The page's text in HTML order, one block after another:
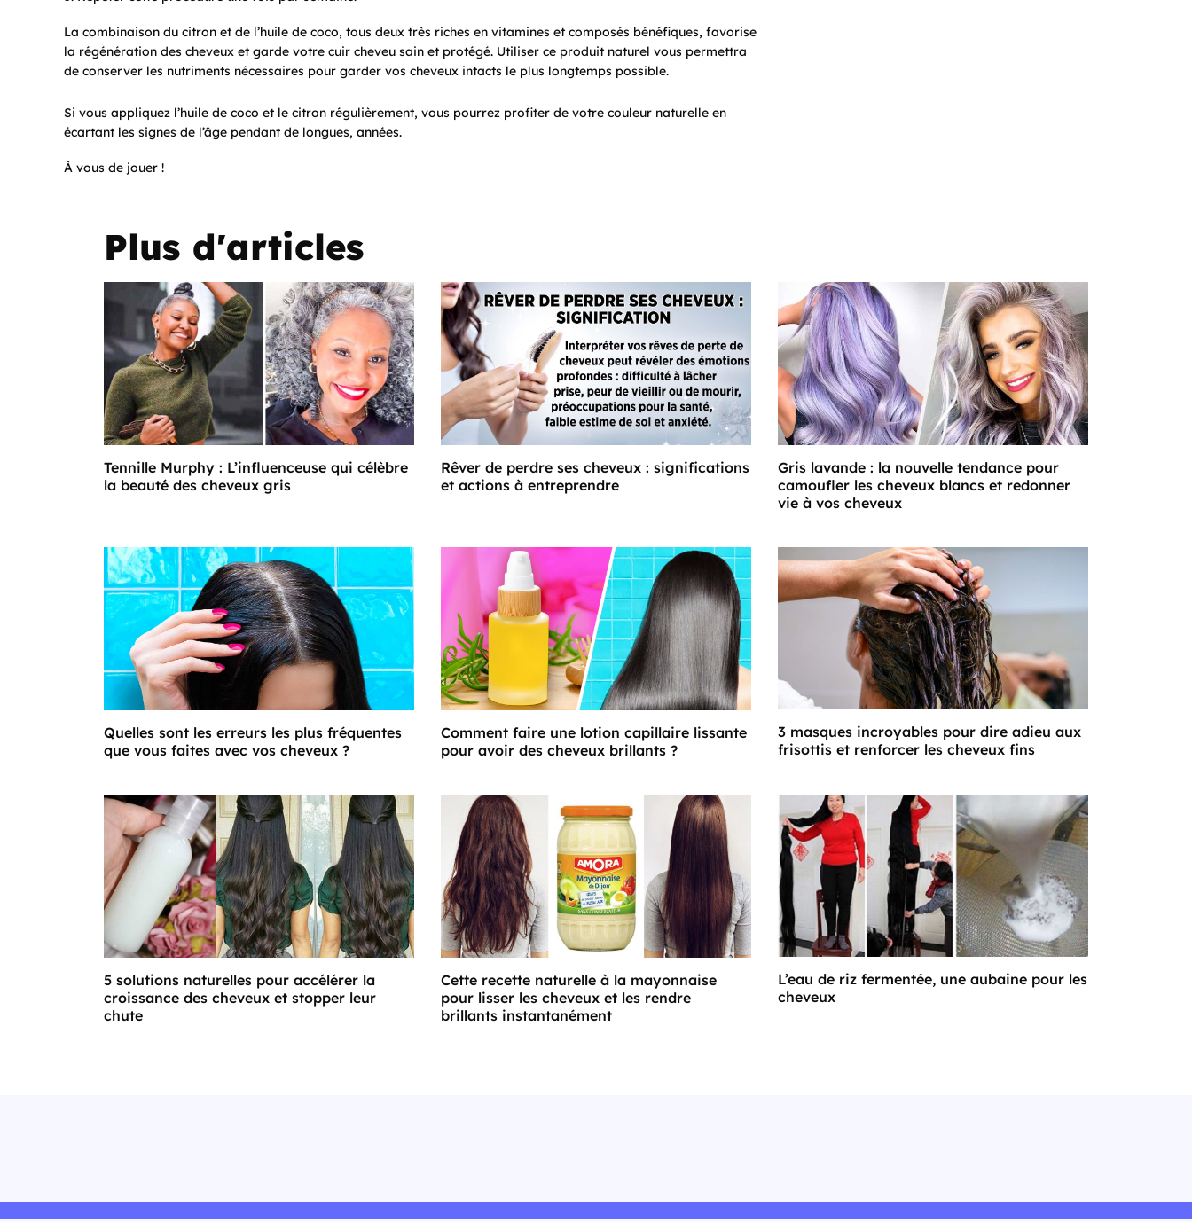
La combinaison du citron et de l’huile de coco, tous deux très riches en vitamines et composés bénéfiques, favorise
la régénération des cheveux et garde votre cuir cheveu sain et protégé. Utiliser ce produit naturel vous permettra
de conserver les nutriments nécessaires pour garder vos cheveux intacts le plus longtemps possible.
Si vous appliquez l’huile de coco et le citron régulièrement, vous pourrez profiter de votre couleur naturelle en
écartant les signes de l’âge pendant de longues, années.
À vous de jouer !
Plus d'articles
Tennille Murphy : L’influenceuse qui célèbre
la beauté des cheveux gris
Rêver de perdre ses cheveux : significations
et actions à entreprendre
Gris lavande : la nouvelle tendance pour
camoufler les cheveux blancs et redonner
vie à vos cheveux
Quelles sont les erreurs les plus fréquentes
que vous faites avec vos cheveux ?
Comment faire une lotion capillaire lissante
pour avoir des cheveux brillants ?
3 masques incroyables pour dire adieu aux
frisottis et renforcer les cheveux fins
5 solutions naturelles pour accélérer la
croissance des cheveux et stopper leur
chute
Cette recette naturelle à la mayonnaise
pour lisser les cheveux et les rendre
brillants instantanément
L’eau de riz fermentée, une aubaine pour les
cheveux